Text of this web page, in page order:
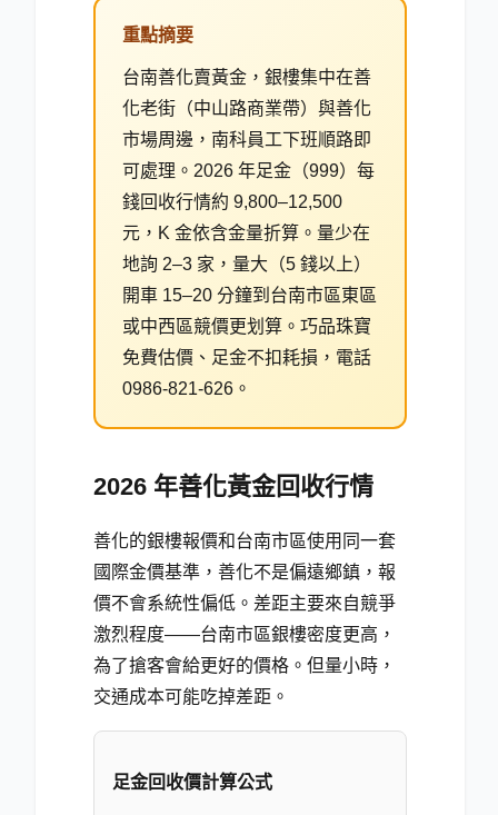
重點摘要
台南善化賣黃金，銀樓集中在善
化老街（中山路商業帶）與善化
市場周邊，南科員工下班順路即
可處理。2026 年足金（999）每
錢回收行情約 9,800–12,500
元，K 金依含金量折算。量少在
地詢 2–3 家，量大（5 錢以上）
開車 15–20 分鐘到台南市區東區
或中西區競價更划算。巧品珠寶
免費估價、足金不扣耗損，電話
0986-821-626。
2026 年善化黃金回收行情
善化的銀樓報價和台南市區使用同一套
國際金價基準，善化不是偏遠鄉鎮，報
價不會系統性偏低。差距主要來自競爭
激烈程度——台南市區銀樓密度更高，
為了搶客會給更好的價格。但量小時，
交通成本可能吃掉差距。
足金回收價計算公式